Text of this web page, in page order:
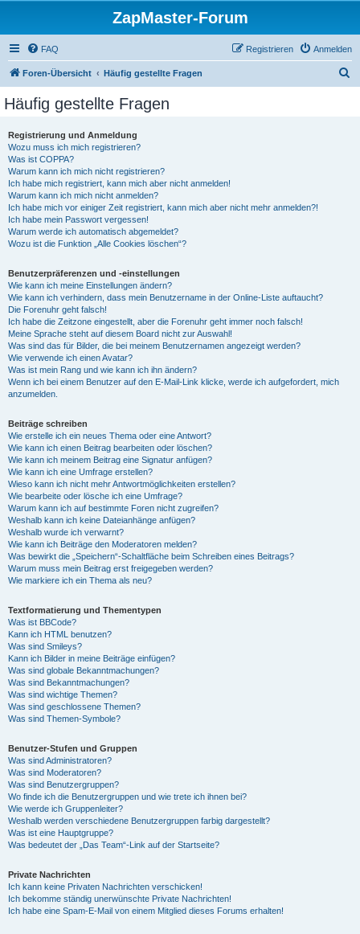
ZapMaster-Forum
FAQ Anmelden
Registrieren
Foren-Übersicht Häufig gestellte Fragen
Häufig gestellte Fragen
Registrierung und Anmeldung
Wozu muss ich mich registrieren?
Was ist COPPA?
Warum kann ich mich nicht registrieren?
Ich habe mich registriert, kann mich aber nicht anmelden!
Warum kann ich mich nicht anmelden?
Ich habe mich vor einiger Zeit registriert, kann mich aber nicht mehr anmelden?!
Ich habe mein Passwort vergessen!
Warum werde ich automatisch abgemeldet?
Wozu ist die Funktion „Alle Cookies löschen“?
Benutzerpräferenzen und -einstellungen
Wie kann ich meine Einstellungen ändern?
Wie kann ich verhindern, dass mein Benutzername in der Online-Liste auftaucht?
Die Forenuhr geht falsch!
Ich habe die Zeitzone eingestellt, aber die Forenuhr geht immer noch falsch!
Meine Sprache steht auf diesem Board nicht zur Auswahl!
Was sind das für Bilder, die bei meinem Benutzernamen angezeigt werden?
Wie verwende ich einen Avatar?
Was ist mein Rang und wie kann ich ihn ändern?
Wenn ich bei einem Benutzer auf den E-Mail-Link klicke, werde ich aufgefordert, mich
anzumelden.
Beiträge schreiben
Wie erstelle ich ein neues Thema oder eine Antwort?
Wie kann ich einen Beitrag bearbeiten oder löschen?
Wie kann ich meinem Beitrag eine Signatur anfügen?
Wie kann ich eine Umfrage erstellen?
Wieso kann ich nicht mehr Antwortmöglichkeiten erstellen?
Wie bearbeite oder lösche ich eine Umfrage?
Warum kann ich auf bestimmte Foren nicht zugreifen?
Weshalb kann ich keine Dateianhänge anfügen?
Weshalb wurde ich verwarnt?
Wie kann ich Beiträge den Moderatoren melden?
Was bewirkt die „Speichern“-Schaltfläche beim Schreiben eines Beitrags?
Warum muss mein Beitrag erst freigegeben werden?
Wie markiere ich ein Thema als neu?
Textformatierung und Thementypen
Was ist BBCode?
Kann ich HTML benutzen?
Was sind Smileys?
Kann ich Bilder in meine Beiträge einfügen?
Was sind globale Bekanntmachungen?
Was sind Bekanntmachungen?
Was sind wichtige Themen?
Was sind geschlossene Themen?
Was sind Themen-Symbole?
Benutzer-Stufen und Gruppen
Was sind Administratoren?
Was sind Moderatoren?
Was sind Benutzergruppen?
Wo finde ich die Benutzergruppen und wie trete ich ihnen bei?
Wie werde ich Gruppenleiter?
Weshalb werden verschiedene Benutzergruppen farbig dargestellt?
Was ist eine Hauptgruppe?
Was bedeutet der „Das Team“-Link auf der Startseite?
Private Nachrichten
Ich kann keine Privaten Nachrichten verschicken!
Ich bekomme ständig unerwünschte Private Nachrichten!
Ich habe eine Spam-E-Mail von einem Mitglied dieses Forums erhalten!